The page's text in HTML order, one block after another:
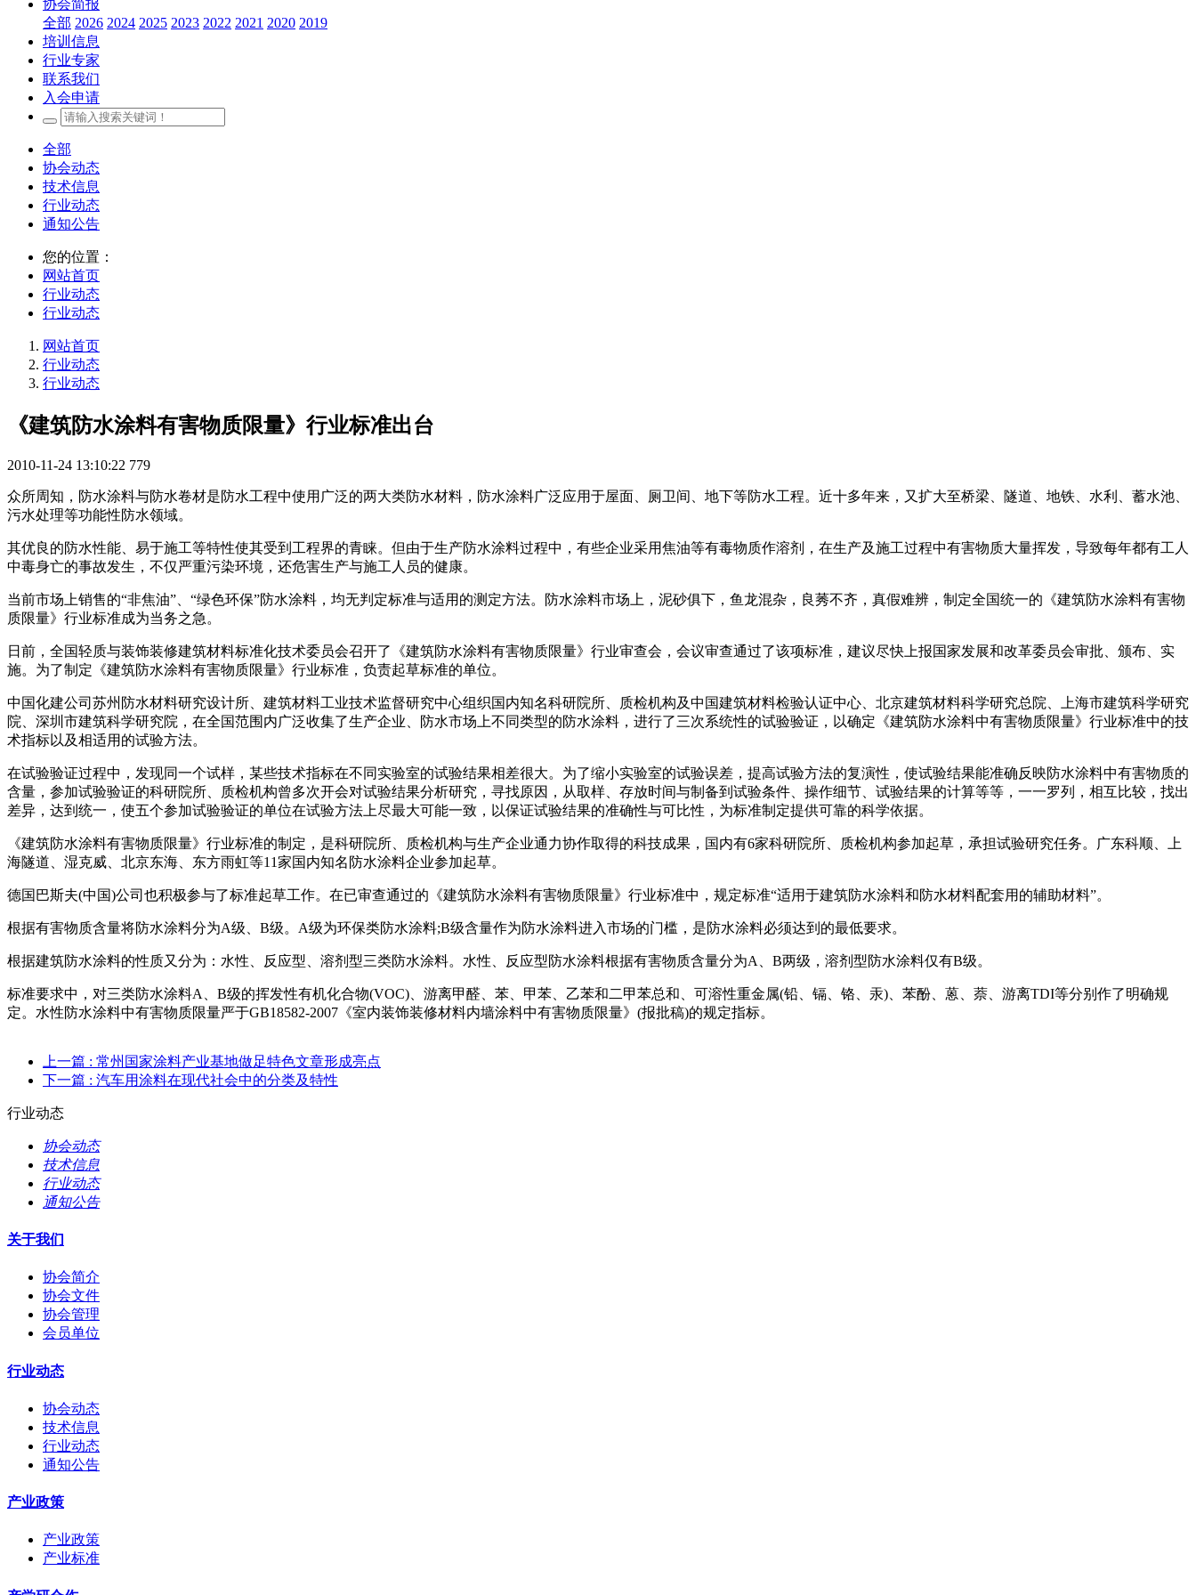
协会简报
全部 2026 2024 2025 2023 2022 2021 2020 2019
培训信息
行业专家
联系我们
入会申请
全部
协会动态
技术信息
行业动态
通知公告
您的位置：
网站首页
行业动态
行业动态
网站首页
行业动态
行业动态
《建筑防水涂料有害物质限量》行业标准出台
2010-11-24 13:10:22 779
众所周知，防水涂料与防水卷材是防水工程中使用广泛的两大类防水材料，防水涂料广泛应用于屋面、厕卫间、地下等防水工程。近十多年来，又扩大至桥梁、隧道、地铁、水利、蓄水池、
污水处理等功能性防水领域。
其优良的防水性能、易于施工等特性使其受到工程界的青睐。但由于生产防水涂料过程中，有些企业采用焦油等有毒物质作溶剂，在生产及施工过程中有害物质大量挥发，导致每年都有工人
中毒身亡的事故发生，不仅严重污染环境，还危害生产与施工人员的健康。
当前市场上销售的“非焦油”、“绿色环保”防水涂料，均无判定标准与适用的测定方法。防水涂料市场上，泥砂俱下，鱼龙混杂，良莠不齐，真假难辨，制定全国统一的《建筑防水涂料有害物
质限量》行业标准成为当务之急。
日前，全国轻质与装饰装修建筑材料标准化技术委员会召开了《建筑防水涂料有害物质限量》行业审查会，会议审查通过了该项标准，建议尽快上报国家发展和改革委员会审批、颁布、实
施。为了制定《建筑防水涂料有害物质限量》行业标准，负责起草标准的单位。
中国化建公司苏州防水材料研究设计所、建筑材料工业技术监督研究中心组织国内知名科研院所、质检机构及中国建筑材料检验认证中心、北京建筑材料科学研究总院、上海市建筑科学研究
院、深圳市建筑科学研究院，在全国范围内广泛收集了生产企业、防水市场上不同类型的防水涂料，进行了三次系统性的试验验证，以确定《建筑防水涂料中有害物质限量》行业标准中的技
术指标以及相适用的试验方法。
在试验验证过程中，发现同一个试样，某些技术指标在不同实验室的试验结果相差很大。为了缩小实验室的试验误差，提高试验方法的复演性，使试验结果能准确反映防水涂料中有害物质的
含量，参加试验验证的科研院所、质检机构曾多次开会对试验结果分析研究，寻找原因，从取样、存放时间与制备到试验条件、操作细节、试验结果的计算等等，一一罗列，相互比较，找出
差异，达到统一，使五个参加试验验证的单位在试验方法上尽最大可能一致，以保证试验结果的准确性与可比性，为标准制定提供可靠的科学依据。
《建筑防水涂料有害物质限量》行业标准的制定，是科研院所、质检机构与生产企业通力协作取得的科技成果，国内有6家科研院所、质检机构参加起草，承担试验研究任务。广东科顺、上
海隧道、湿克威、北京东海、东方雨虹等11家国内知名防水涂料企业参加起草。
德国巴斯夫(中国)公司也积极参与了标准起草工作。在已审查通过的《建筑防水涂料有害物质限量》行业标准中，规定标准“适用于建筑防水涂料和防水材料配套用的辅助材料”。
根据有害物质含量将防水涂料分为A级、B级。A级为环保类防水涂料;B级含量作为防水涂料进入市场的门槛，是防水涂料必须达到的最低要求。
根据建筑防水涂料的性质又分为：水性、反应型、溶剂型三类防水涂料。水性、反应型防水涂料根据有害物质含量分为A、B两级，溶剂型防水涂料仅有B级。
标准要求中，对三类防水涂料A、B级的挥发性有机化合物(VOC)、游离甲醛、苯、甲苯、乙苯和二甲苯总和、可溶性重金属(铅、镉、铬、汞)、苯酚、蒽、萘、游离TDI等分别作了明确规
定。水性防水涂料中有害物质限量严于GB18582-2007《室内装饰装修材料内墙涂料中有害物质限量》(报批稿)的规定指标。
上一篇 : 常州国家涂料产业基地做足特色文章形成亮点
下一篇 : 汽车用涂料在现代社会中的分类及特性
行业动态
协会动态
技术信息
行业动态
通知公告
关于我们
协会简介
协会文件
协会管理
会员单位
行业动态
协会动态
技术信息
行业动态
通知公告
产业政策
产业政策
产业标准